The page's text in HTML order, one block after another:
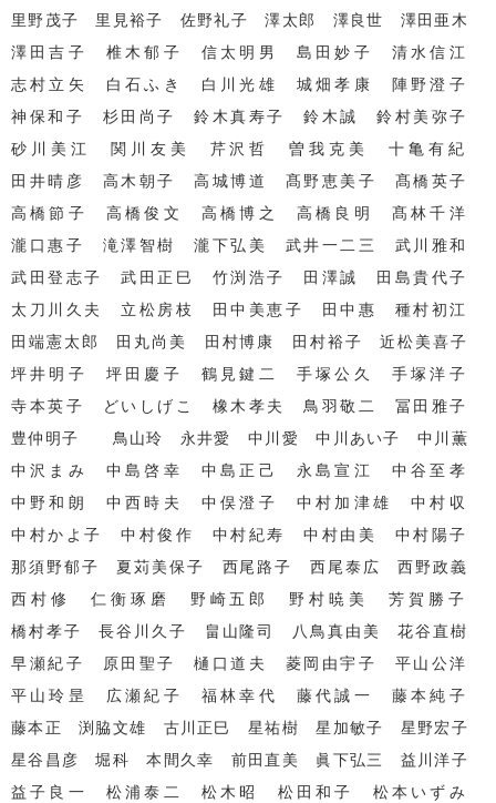
里野茂子 里見裕子 佐野礼子 澤太郎 澤良世 澤田亜木
澤田吉子 椎木郁子 信太明男 島田妙子 清水信江
志村立矢 白石ふき 白川光雄 城畑孝康 陣野澄子
神保和子 杉田尚子 鈴木真寿子 鈴木誠 鈴村美弥子
砂川美江 関川友美 芹沢哲 曽我克美 十亀有紀
田井晴彦 高木朝子 高城博道 髙野恵美子 髙橋英子
高橋節子 高橋俊文 高橋博之 高橋良明 髙林千洋
瀧口惠子 滝澤智樹 瀧下弘美 武井一二三 武川雅和
武田登志子 武田正巳 竹渕浩子 田澤誠 田島貴代子
太刀川久夫 立松房枝 田中美恵子 田中惠 種村初江
田端憲太郎 田丸尚美 田村博康 田村裕子 近松美喜子
坪井明子 坪田慶子 鶴見鍵二 手塚公久 手塚洋子
寺本英子 どいしげこ 橡木孝夫 鳥羽敬二 冨田雅子
豊仲明子 鳥山玲 永井愛 中川愛 中川あい子 中川薫
中沢まみ 中島啓幸 中島正己 永島宣江 中谷至孝
中野和朗 中西時夫 中俣澄子 中村加津雄 中村収
中村かよ子 中村俊作 中村紀寿 中村由美 中村陽子
那須野郁子 夏苅美保子 西尾路子 西尾泰広 西野政義
西村修 仁衡琢磨 野崎五郎 野村暁美 芳賀勝子
橋村孝子 長谷川久子 畠山隆司 八鳥真由美 花谷直樹
早瀬紀子 原田聖子 樋口道夫 菱岡由宇子 平山公洋
平山玲昰 広瀬紀子 福林幸代 藤代誠一 藤本純子
藤本正 渕脇文雄 古川正巳 星祐樹 星加敏子 星野宏子
星谷昌彦 堀科 本間久幸 前田直美 眞下弘三 益川洋子
益子良一 松浦泰二 松木昭 松田和子 松本いずみ